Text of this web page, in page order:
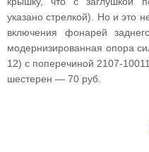
указано стрелкой). Но и это
включения фонарей
модернизированная опора
12) с поперечиной 2107-
шестерен — 70 руб.